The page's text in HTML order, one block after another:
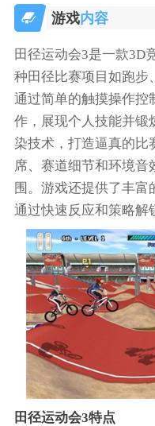
游戏内容
田径运动会3是一款3D
种田径比赛项目如跑步
通过简单的触摸操作控
作，展现个人技能并锻
染技术，打造逼真的比
席、赛道细节和环境音
围。游戏还提供了丰
通过快速反应和策略解
田径运动会3特点